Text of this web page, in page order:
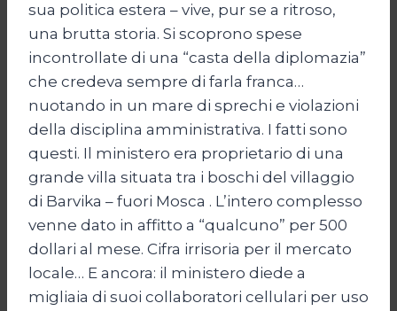
sua politica estera – vive, pur se a ritroso,
una brutta storia. Si scoprono spese
incontrollate di una “casta della diplomazia”
che credeva sempre di farla franca…
nuotando in un mare di sprechi e violazioni
della disciplina amministrativa. I fatti sono
questi. Il ministero era proprietario di una
grande villa situata tra i boschi del villaggio
di Barvika – fuori Mosca . L’intero complesso
venne dato in affitto a “qualcuno” per 500
dollari al mese. Cifra irrisoria per il mercato
locale… E ancora: il ministero diede a
migliaia di suoi collaboratori cellulari per uso